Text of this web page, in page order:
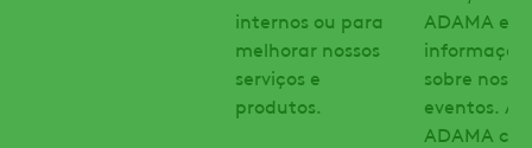
internos ou para
melhorar nossos
serviços e
produtos.
ADAMA e
sobre
eventos. A
ADAMA